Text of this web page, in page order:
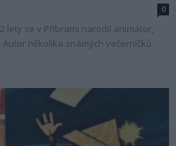
0
lety se v Příbrami narodil animátor,
několika známých večerníčků